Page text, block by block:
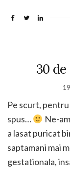
30
Pe scurt,
spus…
Ne-
a lasat puricat
saptamani mai
gestationala,